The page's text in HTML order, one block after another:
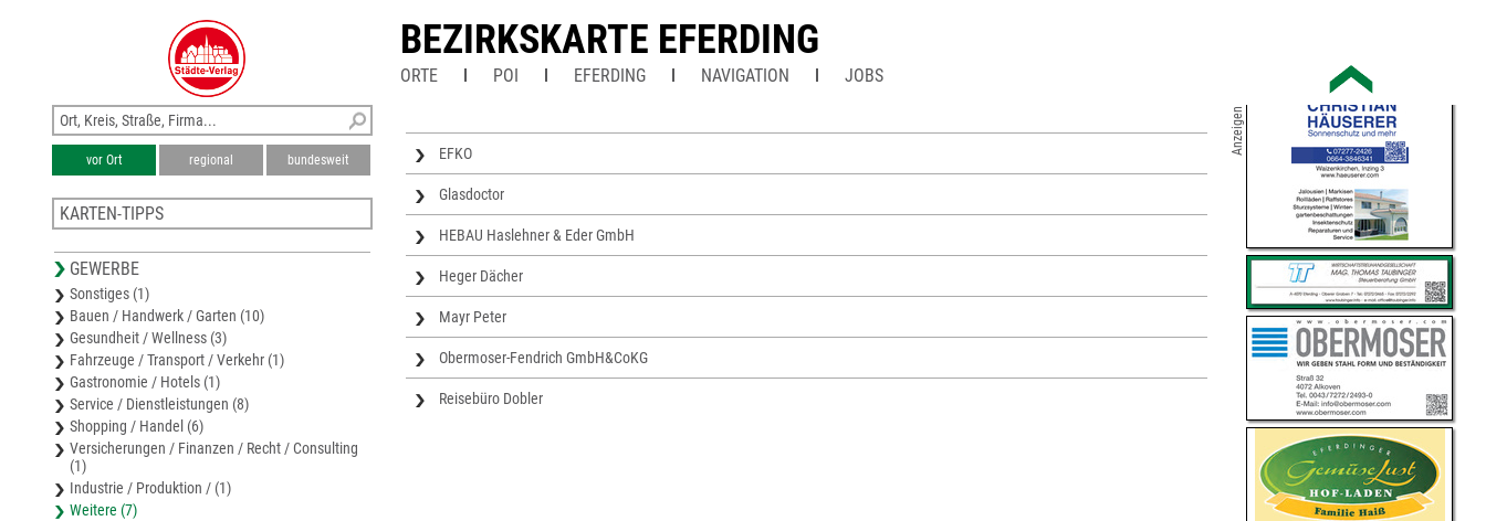
BEZIRKSKARTE EFERDING
ORTE POI EFERDING NAVIGATION JOBS
EFKO
Glasdoctor
HEBAU Haslehner & Eder GmbH
Heger Dächer
Mayr Peter
Obermoser-Fendrich GmbH&CoKG
Reisebüro Dobler
vor Ort regional bundesweit
KARTEN-TIPPS
Stadtplan Ottensheim
Stadtplan Marchtrenk
Stadtplan Wels
Stadtplan Leonding
GEWERBE
Sonstiges (1)
Bauen / Handwerk / Garten (10)
Gesundheit / Wellness (3)
Fahrzeuge / Transport / Verkehr (1)
Gastronomie / Hotels (1)
Service / Dienstleistungen (8)
Shopping / Handel (6)
Versicherungen / Finanzen / Recht / Consulting
(1)
Industrie / Produktion / (1)
Weitere (7)
Anzeigen